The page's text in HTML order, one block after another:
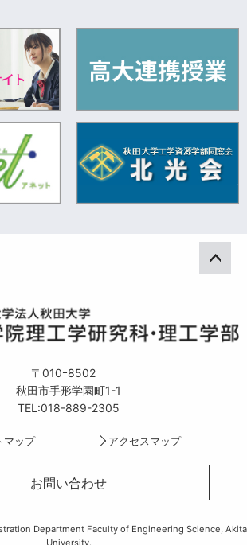
〒010ｰ8502
秋田市手形学園町1-1
TEL:018-889-2305
マップ アクセスマップ
お問い合わせ
Department Faculty of Engineering Science, Akita